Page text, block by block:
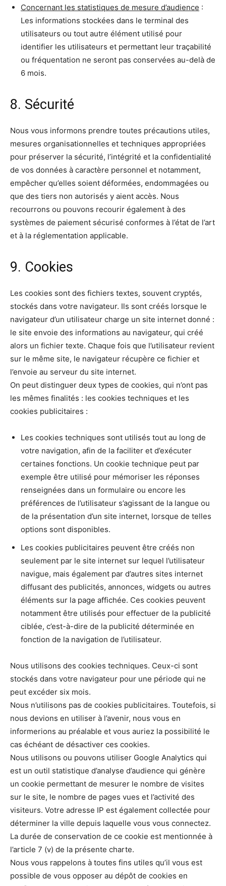
Concernant les statistiques de mesure d’audience :
Les informations stockées dans le terminal des
utilisateurs ou tout autre élément utilisé pour
identifier les utilisateurs et permettant leur traçabilité
ou fréquentation ne seront pas conservées au-delà de
6 mois.
8. Sécurité
Nous vous informons prendre toutes précautions utiles,
mesures organisationnelles et techniques appropriées
pour préserver la sécurité, l’intégrité et la confidentialité
de vos données à caractère personnel et notamment,
empêcher qu’elles soient déformées, endommagées ou
que des tiers non autorisés y aient accès. Nous
recourrons ou pouvons recourir également à des
systèmes de paiement sécurisé conformes à l’état de l’art
et à la réglementation applicable.
9. Cookies
Les cookies sont des fichiers textes, souvent cryptés,
stockés dans votre navigateur. Ils sont créés lorsque le
navigateur d’un utilisateur charge un site internet donné :
le site envoie des informations au navigateur, qui créé
alors un fichier texte. Chaque fois que l’utilisateur revient
sur le même site, le navigateur récupère ce fichier et
l’envoie au serveur du site internet.
On peut distinguer deux types de cookies, qui n’ont pas
les mêmes finalités : les cookies techniques et les
cookies publicitaires :
Les cookies techniques sont utilisés tout au long de
votre navigation, afin de la faciliter et d’exécuter
certaines fonctions. Un cookie technique peut par
exemple être utilisé pour mémoriser les réponses
renseignées dans un formulaire ou encore les
préférences de l’utilisateur s’agissant de la langue ou
de la présentation d’un site internet, lorsque de telles
options sont disponibles.
Les cookies publicitaires peuvent être créés non
seulement par le site internet sur lequel l’utilisateur
navigue, mais également par d’autres sites internet
diffusant des publicités, annonces, widgets ou autres
éléments sur la page affichée. Ces cookies peuvent
notamment être utilisés pour effectuer de la publicité
ciblée, c’est-à-dire de la publicité déterminée en
fonction de la navigation de l’utilisateur.
Nous utilisons des cookies techniques. Ceux-ci sont
stockés dans votre navigateur pour une période qui ne
peut excéder six mois.
Nous n’utilisons pas de cookies publicitaires. Toutefois, si
nous devions en utiliser à l’avenir, nous vous en
informerions au préalable et vous auriez la possibilité le
cas échéant de désactiver ces cookies.
Nous utilisons ou pouvons utiliser Google Analytics qui
est un outil statistique d’analyse d’audience qui génère
un cookie permettant de mesurer le nombre de visites
sur le site, le nombre de pages vues et l’activité des
visiteurs. Votre adresse IP est également collectée pour
déterminer la ville depuis laquelle vous vous connectez.
La durée de conservation de ce cookie est mentionnée à
l’article 7 (v) de la présente charte.
Nous vous rappelons à toutes fins utiles qu’il vous est
possible de vous opposer au dépôt de cookies en